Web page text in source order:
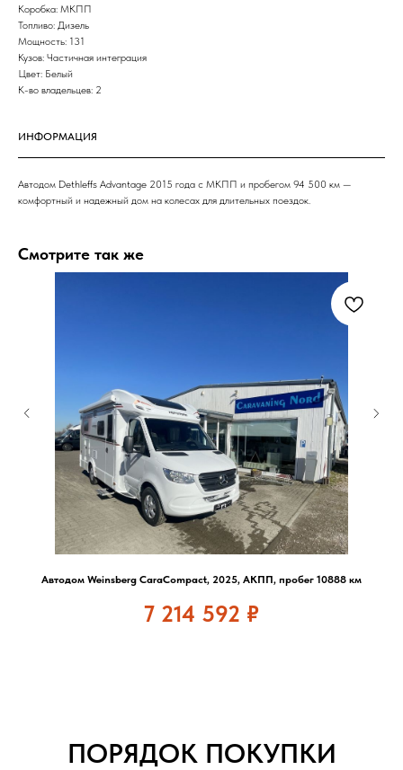
Коробка: МКПП
Топливо: Дизель
Мощность: 131
Кузов: Частичная интеграция
Цвет: Белый
К-во владельцев: 2
ИНФОРМАЦИЯ
Автодом Dethleffs Advantage 2015 года с МКПП и пробегом 94 500 км —
комфортный и надежный дом на колесах для длительных поездок.
Смотрите так же
Автодом Weinsberg CaraCompact, 2025, АКПП, пробег 10888 км
7 214 592 ₽
ПОРЯДОК ПОКУПКИ